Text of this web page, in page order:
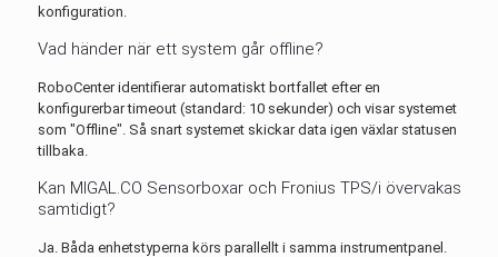
konfiguration.
Vad händer när ett system går offline?
RoboCenter identifierar automatiskt bortfallet efter en
konfigurerbar timeout (standard: 10 sekunder) och visar systemet
som "Offline". Så snart systemet skickar data igen växlar statusen
tillbaka.
Kan MIGAL.CO Sensorboxar och Fronius TPS/i övervakas
samtidigt?
Ja. Båda enhetstyperna körs parallellt i samma instrumentpanel.